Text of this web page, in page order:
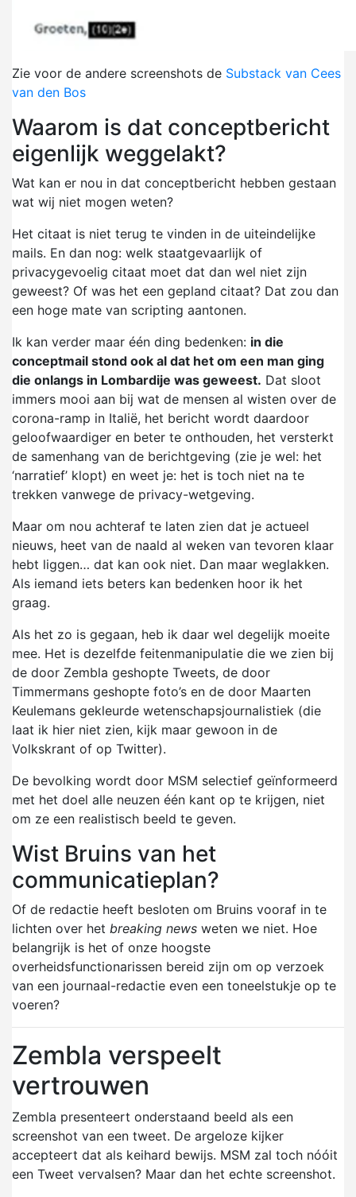
Zie voor de andere screenshots de Substack van Cees
van den Bos
Waarom is dat conceptbericht
eigenlijk weggelakt?
Wat kan er nou in dat conceptbericht hebben gestaan
wat wij niet mogen weten?
Het citaat is niet terug te vinden in de uiteindelijke
mails. En dan nog: welk staatgevaarlijk of
privacygevoelig citaat moet dat dan wel niet zijn
geweest? Of was het een gepland citaat? Dat zou dan
een hoge mate van scripting aantonen.
Ik kan verder maar één ding bedenken: in die
conceptmail stond ook al dat het om een man ging
die onlangs in Lombardije was geweest. Dat sloot
immers mooi aan bij wat de mensen al wisten over de
corona-ramp in Italië, het bericht wordt daardoor
geloofwaardiger en beter te onthouden, het versterkt
de samenhang van de berichtgeving (zie je wel: het
‘narratief’ klopt) en weet je: het is toch niet na te
trekken vanwege de privacy-wetgeving.
Maar om nou achteraf te laten zien dat je actueel
nieuws, heet van de naald al weken van tevoren klaar
hebt liggen… dat kan ook niet. Dan maar weglakken.
Als iemand iets beters kan bedenken hoor ik het
graag.
Als het zo is gegaan, heb ik daar wel degelijk moeite
mee. Het is dezelfde feitenmanipulatie die we zien bij
de door Zembla geshopte Tweets, de door
Timmermans geshopte foto’s en de door Maarten
Keulemans gekleurde wetenschapsjournalistiek (die
laat ik hier niet zien, kijk maar gewoon in de
Volkskrant of op Twitter).
De bevolking wordt door MSM selectief geïnformeerd
met het doel alle neuzen één kant op te krijgen, niet
om ze een realistisch beeld te geven.
Wist Bruins van het
communicatieplan?
Of de redactie heeft besloten om Bruins vooraf in te
lichten over het breaking news weten we niet. Hoe
belangrijk is het of onze hoogste
overheidsfunctionarissen bereid zijn om op verzoek
van een journaal-redactie even een toneelstukje op te
voeren?
Zembla verspeelt
vertrouwen
Zembla presenteert onderstaand beeld als een
screenshot van een tweet. De argeloze kijker
accepteert dat als keihard bewijs. MSM zal toch nóóit
een Tweet vervalsen? Maar dan het echte screenshot.